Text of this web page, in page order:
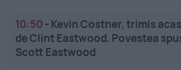
10:50 - Kevin Costner, trimis
de Clint Eastwood. Povestea
Scott Eastwood